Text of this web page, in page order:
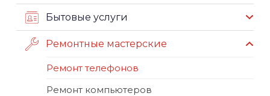
Бытовые услуги
Ремонтные мастерские
Ремонт телефонов
Ремонт компьютеров